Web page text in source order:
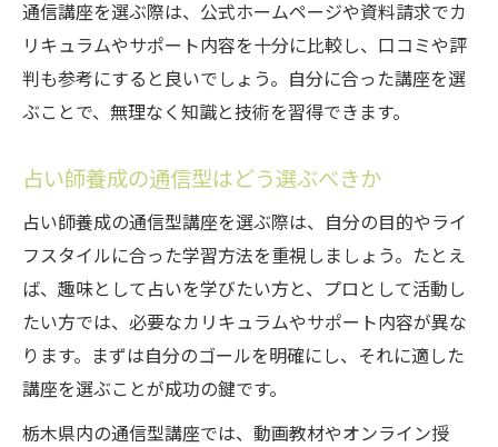
通信講座を選ぶ際は、公式ホームページや資料請求でカ
リキュラムやサポート内容を十分に比較し、口コミや評
判も参考にすると良いでしょう。自分に合った講座を選
ぶことで、無理なく知識と技術を習得できます。
占い師養成の通信型はどう選ぶべきか
占い師養成の通信型講座を選ぶ際は、自分の目的やライ
フスタイルに合った学習方法を重視しましょう。たとえ
ば、趣味として占いを学びたい方と、プロとして活動し
たい方では、必要なカリキュラムやサポート内容が異な
ります。まずは自分のゴールを明確にし、それに適した
講座を選ぶことが成功の鍵です。
栃木県内の通信型講座では、動画教材やオンライン授